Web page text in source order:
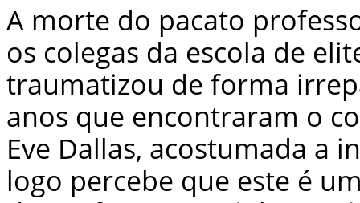
A morte do pacato
os colegas da escola de
traumatizou de forma
anos que encontraram o
Eve Dallas, acostumada a
logo percebe que este é